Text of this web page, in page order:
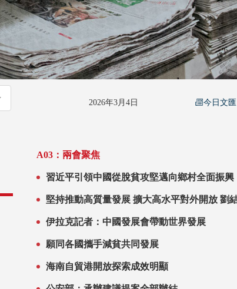
香港文匯報 2026年3月4日 今日文匯
A03：兩會聚焦
習近平引領中國從脫貧攻堅邁向鄉村全面振興
堅持推動高質量發展 擴大高水平對外開放 劉結一：中國是
伊拉克記者：中國發展會帶動世界發展
願同各國攜手減貧共同發展
海南自貿港開放探索成效明顯